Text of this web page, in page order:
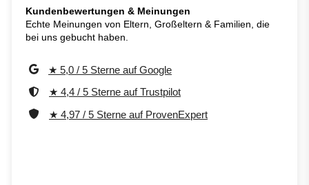
Kundenbewertungen & Meinungen
Echte Meinungen von Eltern, Großeltern & Familien, die
bei uns gebucht haben.
★ 5,0 / 5 Sterne auf Google
★ 4,4 / 5 Sterne auf Trustpilot
★ 4,97 / 5 Sterne auf ProvenExpert